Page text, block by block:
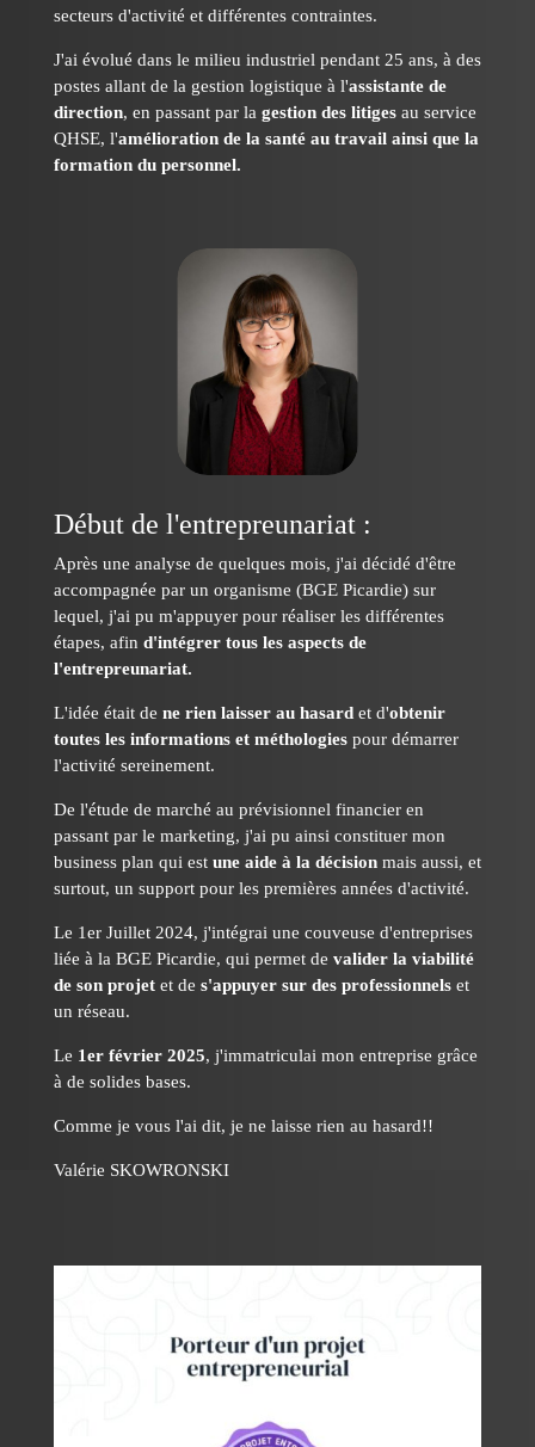
secteurs d'activité et différentes contraintes.
J'ai évolué dans le milieu industriel pendant 25 ans, à des
postes allant de la gestion logistique à l'assistante de
direction, en passant par la gestion des litigesau service
QHSE, l'amélioration de la santé au travail ainsi que la
formation du personnel.
Début de l'entrepreunariat :
Après une analyse de quelques mois, j'ai décidé d'être
accompagnée par un organisme (BGE Picardie) sur
lequel, j'ai pu m'appuyer pour réaliser les différentes
étapes, afin d'intégrer tous les aspects de
l'entrepreunariat.
L'idée était de ne rien laisser au hasardet d'obtenir
toutes les informations et méthologiespour démarrer
l'activité sereinement.
De l'étude de marché au prévisionnel financier en
passant par le marketing, j'ai pu ainsi constituer mon
business plan qui est une aide à la décisionmais aussi, et
surtout, un support pour les premières années d'activité.
Le 1er Juillet 2024, j'intégrai une couveuse d'entreprises
liée à la BGE Picardie, qui permet de valider la viabilité
de son projetet de s'appuyer sur des professionnelset
un réseau.
Le 1er février 2025, j'immatriculai mon entreprise grâce
à de solides bases.
Comme je vous l'ai dit, je ne laisse rien au hasard!!
Valérie SKOWRONSKI